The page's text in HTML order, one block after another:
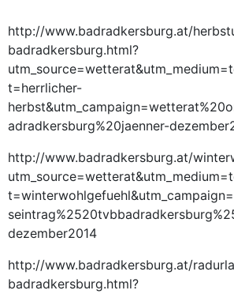
http://www.badradkersburg.at/
badradkersburg.html?
t=herrlicher-
adradkersburg%20jaenner-
http://www.badradkersburg.at/
dezember2014
http://www.badradkersburg.at/
badradkersburg.html?